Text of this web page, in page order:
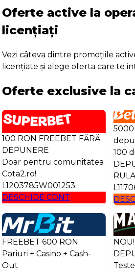
Oferte active la
licențiați
Vezi câteva dintre promoțiile
licențiate și alege oferta care te
Oferte exclusive la
100 RON FREEBET FĂRĂ
DEPUNERE
Doar pentru comunitatea
Cota2.ro!
L1203785W001253
DESCHIDE CONT
5000
100
FREEBET 600 RON
Pariuri + Casino + Cash-
Out